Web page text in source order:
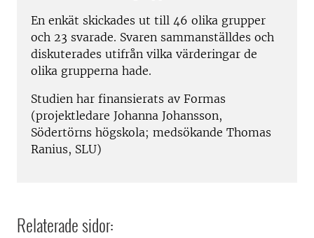
En enkät skickades ut till 46 olika grupper
och 23 svarade. Svaren sammanställdes och
diskuterades utifrån vilka värderingar de
olika grupperna hade.
Studien har finansierats av Formas
(projektledare Johanna Johansson,
Södertörns högskola; medsökande Thomas
Ranius, SLU)
Relaterade sidor: